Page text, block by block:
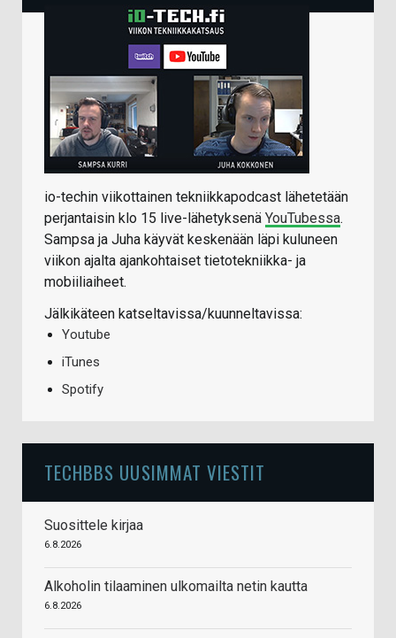
io-techin viikottainen tekniikkapodcast lähetetään
perjantaisin klo 15 live-lähetyksenä YouTubessa.
Sampsa ja Juha käyvät keskenään läpi kuluneen
viikon ajalta ajankohtaiset tietotekniikka- ja
mobiiliaiheet.
Jälkikäteen katseltavissa/kuunneltavissa:
Youtube
iTunes
Spotify
TECHBBS UUSIMMAT VIESTIT
Suosittele kirjaa
6.8.2026
Alkoholin tilaaminen ulkomailta netin kautta
6.8.2026